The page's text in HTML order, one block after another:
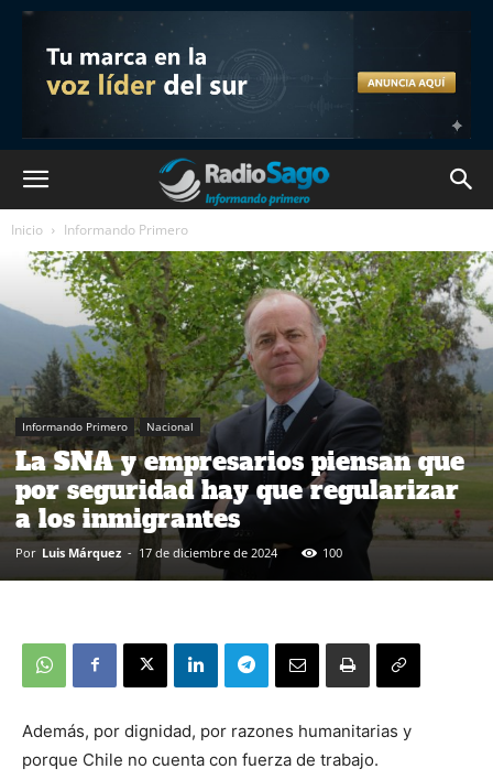
Inicio Informando Primero
Informando Primero Nacional
La SNA y empresarios piensan que
por seguridad hay que regularizar
a los inmigrantes
Por Luis Márquez - 17 de diciembre de 2024 100
Además, por dignidad, por razones humanitarias y
porque Chile no cuenta con fuerza de trabajo.